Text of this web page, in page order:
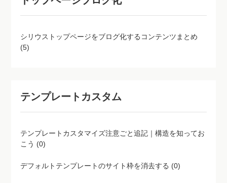
シリウストップページをブログ化するコンテンツまとめ
(5)
テンプレートカスタム
テンプレートカスタマイズ注意ごと追記｜構造を知ってお
こう (0)
デフォルトテンプレートのサイト枠を消去する (0)